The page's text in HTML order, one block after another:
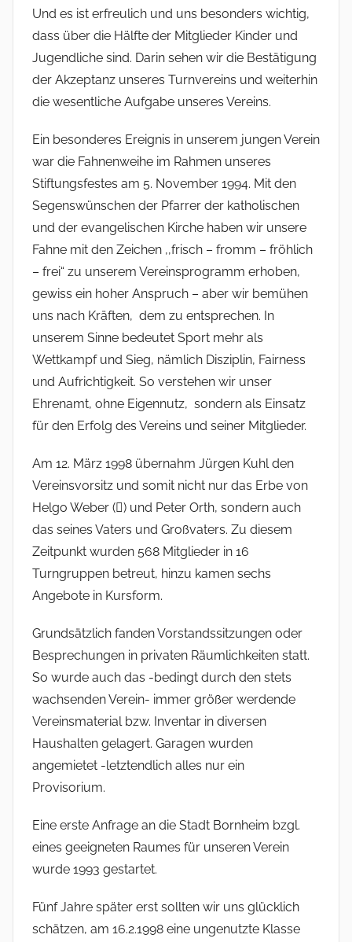
Und es ist erfreulich und uns besonders wichtig,
dass über die Hälfte der Mitglieder Kinder und
Jugendliche sind. Darin sehen wir die Bestätigung
der Akzeptanz unseres Turnvereins und weiterhin
die wesentliche Aufgabe unseres Vereins.
Ein besonderes Ereignis in unserem jungen Verein
war die Fahnenweihe im Rahmen unseres
Stiftungsfestes am 5. November 1994. Mit den
Segenswünschen der Pfarrer der ka­tholischen
und der evangelischen Kirche haben wir unsere
Fahne mit den Zeichen ,,frisch – fromm – fröhlich
– frei“ zu unserem Vereinsprogramm erhoben,
gewiss ein hoher Anspruch – aber wir bemühen
uns nach Kräften, dem zu entsprechen. In
unserem Sinne bedeutet Sport mehr als
Wettkampf und Sieg, nämlich Disziplin, Fairness
und Aufrichtigkeit. So verstehen wir unser
Ehrenamt, ohne Eigennutz, sondern als Einsatz
für den Erfolg des Vereins und seiner Mitglieder.
Am 12. März 1998 übernahm Jürgen Kuhl den
Vereinsvorsitz und somit nicht nur das Erbe von
Helgo Weber () und Peter Orth, sondern auch
das seines Vaters und Großvaters. Zu diesem
Zeitpunkt wurden 568 Mitglieder in 16
Turngruppen betreut, hinzu kamen sechs
Angebote in Kursform.
Grundsätzlich fanden Vorstandssitzungen oder
Besprechungen in privaten Räumlichkeiten statt.
So wurde auch das -bedingt durch den stets
wachsenden Verein- immer größer werdende
Vereinsmaterial bzw. Inventar in diversen
Haushalten gelagert. Garagen wurden
angemietet -letztendlich alles nur ein
Provisorium.
Eine erste Anfrage an die Stadt Bornheim bzgl.
eines geeigneten Raumes für unseren Verein
wurde 1993 gestartet.
Fünf Jahre später erst sollten wir uns glücklich
schätzen, am 16.2.1998 eine ungenutzte Klasse